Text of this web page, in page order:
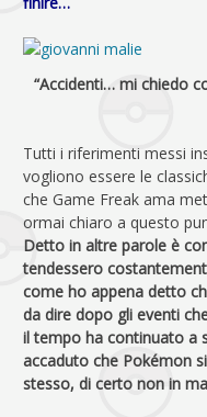
“Accidenti… mi chiedo
Tutti i riferimenti messi
vogliono essere le
che Game Freak ama
ormai chiaro a questo
Detto in altre parole è
tendessero
come ho appena detto
da dire dopo gli eventi
il tempo ha continuato a
accaduto che Pokémon
stesso, di certo non in